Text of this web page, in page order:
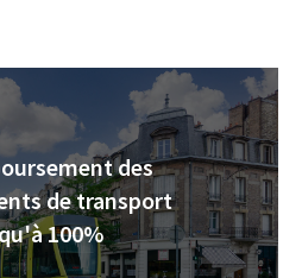
des
de transport
100%